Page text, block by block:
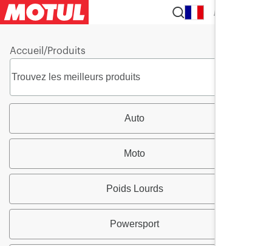
FR
Accueil /Produits
Auto
Moto
Poids Lourds
Powersport